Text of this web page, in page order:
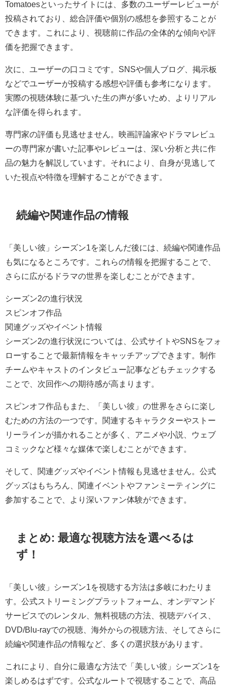
Tomatoesといったサイトには、多数のユーザーレビューが
投稿されており、総合評価や個別の感想を参照することが
できます。これにより、視聴前に作品の全体的な傾向や評
価を把握できます。
次に、ユーザーの口コミです。SNSや個人ブログ、掲示板
などでユーザーが投稿する感想や評価も参考になります。
実際の視聴体験に基づいた生の声が多いため、よりリアル
な評価を得られます。
専門家の評価も見逃せません。映画評論家やドラマレビュ
ーの専門家が書いた記事やレビューは、深い分析と共に作
品の魅力を解説しています。それにより、自身が見逃して
いた視点や特徴を理解することができます。
続編や関連作品の情報
「美しい彼」シーズン1を楽しんだ後には、続編や関連作品
も気になるところです。これらの情報を把握することで、
さらに広がるドラマの世界を楽しむことができます。
シーズン2の進行状況
スピンオフ作品
関連グッズやイベント情報
シーズン2の進行状況については、公式サイトやSNSをフォ
ローすることで最新情報をキャッチアップできます。制作
チームやキャストのインタビュー記事などもチェックする
ことで、次回作への期待感が高まります。
スピンオフ作品もまた、「美しい彼」の世界をさらに楽し
むための方法の一つです。関連するキャラクターやストー
リーラインが描かれることが多く、アニメや小説、ウェブ
コミックなど様々な媒体で楽しむことができます。
そして、関連グッズやイベント情報も見逃せません。公式
グッズはもちろん、関連イベントやファンミーティングに
参加することで、より深いファン体験ができます。
まとめ: 最適な視聴方法を選べるは
ず！
「美しい彼」シーズン1を視聴する方法は多岐にわたりま
す。公式ストリーミングプラットフォーム、オンデマンド
サービスでのレンタル、無料視聴の方法、視聴デバイス、
DVD/Blu-rayでの視聴、海外からの視聴方法、そしてさらに
続編や関連作品の情報など、多くの選択肢があります。
これにより、自分に最適な方法で「美しい彼」シーズン1を
楽しめるはずです。公式なルートで視聴することで、高品